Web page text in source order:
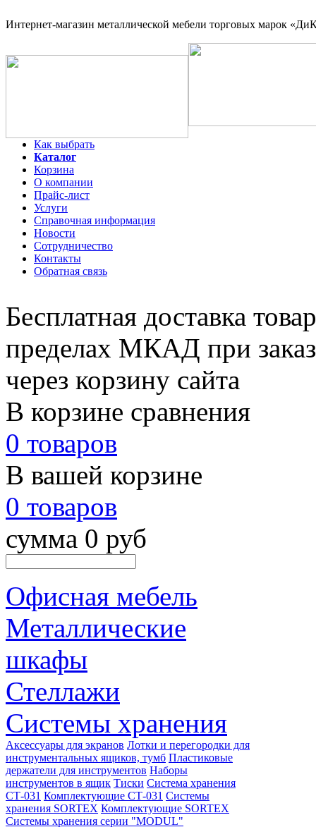
Интернет-магазин металлической мебели торговых марок
Как выбрать
Каталог
Корзина
О компании
Прайс-лист
Услуги
Справочная информация
Новости
Сотрудничество
Контакты
Обратная связь
Бесплатная доставка
пределах МКАД при
через корзину сайта
В корзине сравнения
0 товаров
В вашей корзине
0 товаров
сумма 0 руб
Офисная мебель
Металлические
шкафы
Стеллажи
Системы хранения
Аксессуары для экранов Лотки и перегородки для
инструментальных ящиков, тумб Пластиковые
держатели для инструментов Наборы
инструментов в ящик Тиски Система хранения
СТ-031 Комплектующие СТ-031 Системы
хранения SORTEX Комплектующие SORTEX
Системы хранения серии "MODUL"